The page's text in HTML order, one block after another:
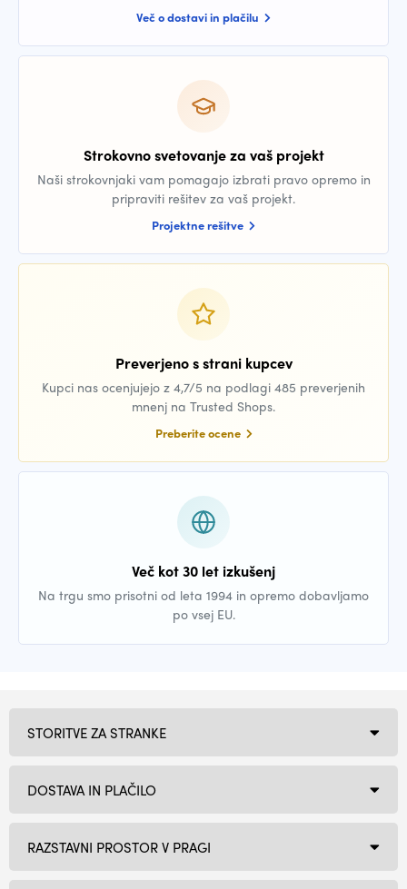
Več o dostavi in plačilu
Strokovno svetovanje za vaš projekt
Naši strokovnjaki vam pomagajo izbrati pravo opremo in
pripraviti rešitev za vaš projekt.
Projektne rešitve
Preverjeno s strani kupcev
Kupci nas ocenjujejo z 4,7/5 na podlagi 485 preverjenih
mnenj na Trusted Shops.
Preberite ocene
Več kot 30 let izkušenj
Na trgu smo prisotni od leta 1994 in opremo dobavljamo
po vsej EU.
RAZSTAVNI PROSTOR V PRAGI
STORITVE ZA STRANKE
DOSTAVA IN PLAČILO